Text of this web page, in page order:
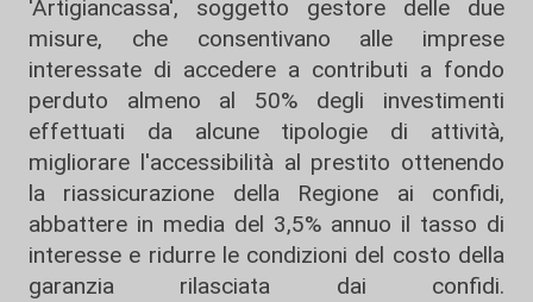
'Artigiancassa', soggetto gestore delle due
misure, che consentivano alle imprese
interessate di accedere a contributi a fondo
perduto almeno al 50% degli investimenti
effettuati da alcune tipologie di attività,
migliorare l'accessibilità al prestito ottenendo
la riassicurazione della Regione ai confidi,
abbattere in media del 3,5% annuo il tasso di
interesse e ridurre le condizioni del costo della
garanzia rilasciata dai confidi.